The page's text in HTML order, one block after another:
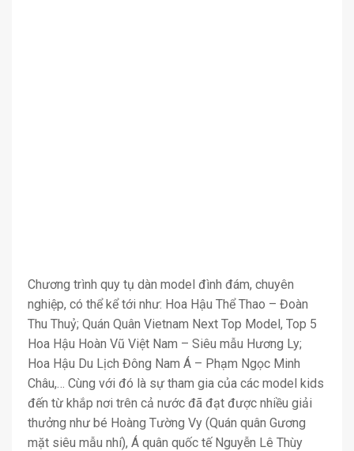
Chương trình quy tụ dàn model đình đám, chuyên
nghiệp, có thể kể tới như: Hoa Hậu Thể Thao – Đoàn
Thu Thuỷ; Quán Quân Vietnam Next Top Model, Top 5
Hoa Hậu Hoàn Vũ Việt Nam – Siêu mẫu Hương Ly;
Hoa Hậu Du Lịch Đông Nam Á – Phạm Ngọc Minh
Châu,… Cùng với đó là sự tham gia của các model kids
đến từ khắp nơi trên cả nước đã đạt được nhiều giải
thưởng như bé Hoàng Tường Vy (Quán quân Gương
mặt siêu mẫu nhí), Á quân quốc tế Nguyễn Lê Thùy